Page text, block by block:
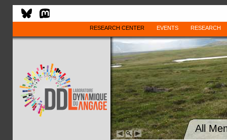
RESEARCH CENTER EVENTS RESEARCH
All